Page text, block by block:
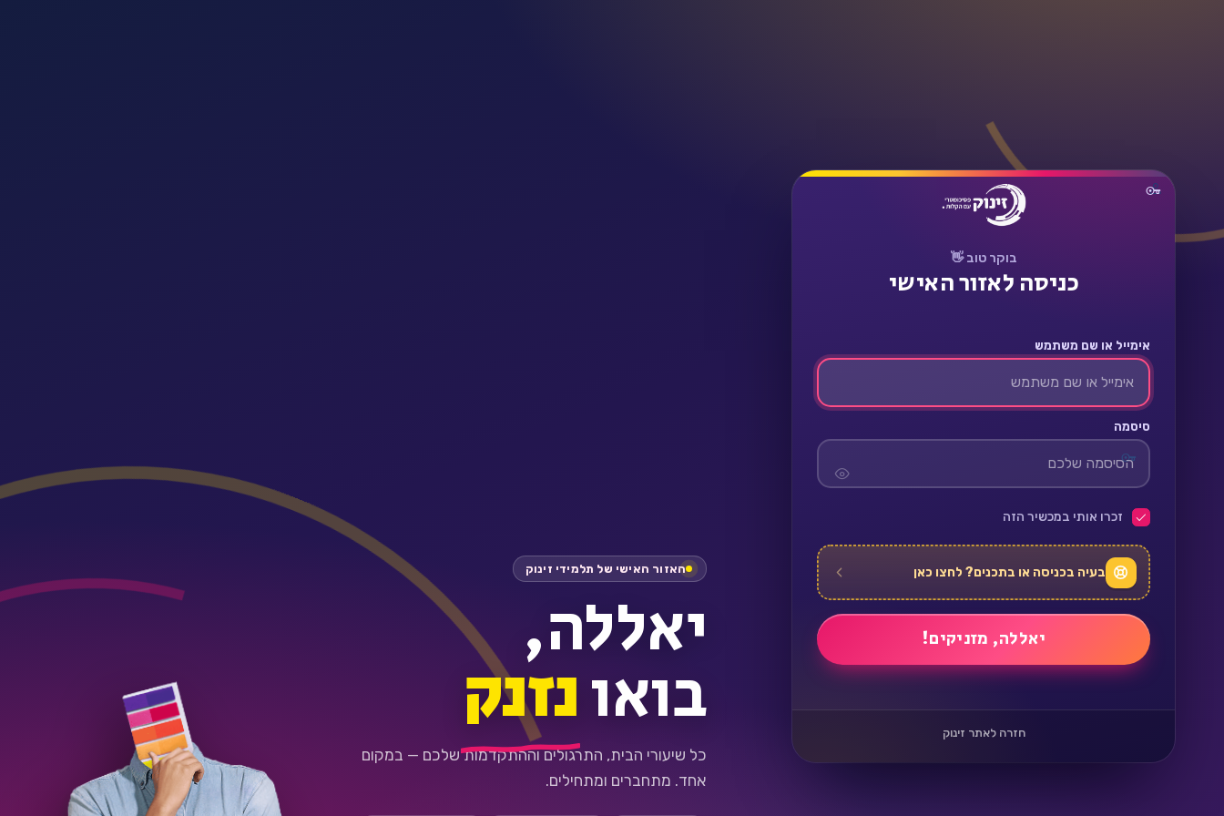
בוקר טוב 👋
כניסה לאזור האישי
אימייל או שם משתמש
סיסמה
זכרו אותי במכשיר הזה
בעיה בכניסה או בתכנים? לחצו כאן
חזרה לאתר זינוק
האזור האישי של תלמידי זינוק
יאללה,
בואונזנק
כל שיעורי הבית, התרגולים וההתקדמות שלכם — במקום
אחד. מתחברים ומתחילים.